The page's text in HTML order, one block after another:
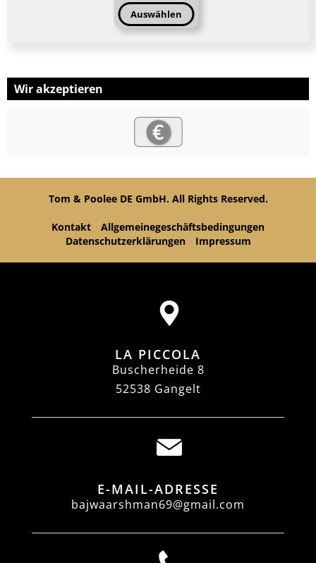
Auswählen
Wir akzeptieren
Tom & Poolee DE GmbH. All Rights Reserved.
Kontakt
Allgemeinegeschäftsbedingungen
Datenschutzerklärungen
Impressum
LA PICCOLA
Buscherheide 8
52538 Gangelt
E-MAIL-ADRESSE
bajwaarshman69@gmail.com